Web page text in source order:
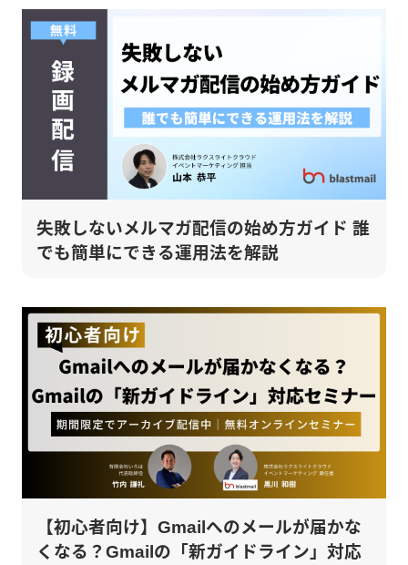
失敗しないメルマガ配信の始め方ガイド 誰
でも簡単にできる運用法を解説
【初心者向け】Gmailへのメールが届かな
くなる？Gmailの「新ガイドライン」対応